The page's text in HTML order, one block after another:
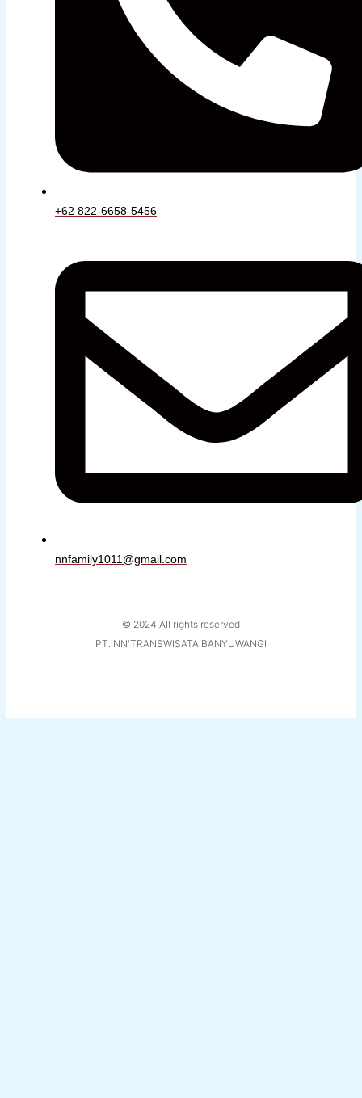
+62 822-6658-5456
nnfamily1011@gmail.com
© 2024 All rights reserved
PT. NN'TRANSWISATA BANYUWANGI